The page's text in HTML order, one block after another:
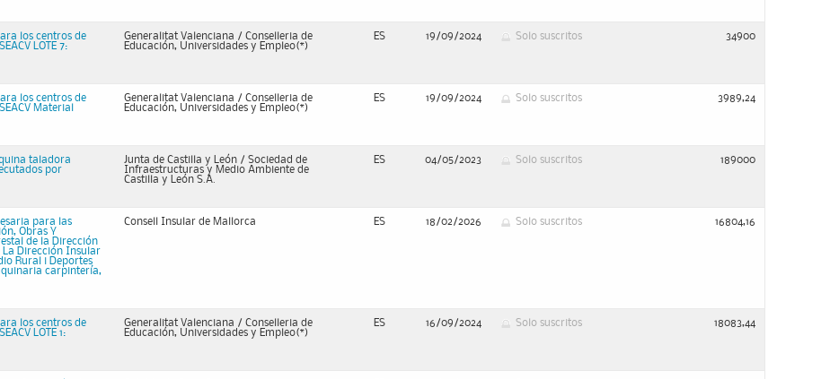
los centros de
LOTE 7:
Generalitat Valenciana / Conselleria de
Educación, Universidades y Empleo(*)
ES 19/09/2024 Solo suscritos 34900
los centros de
Material
Generalitat Valenciana / Conselleria de
Educación, Universidades y Empleo(*)
ES 19/09/2024 Solo suscritos 3989,24
taladora
por
Junta de Castilla y León / Sociedad de
Infraestructuras y Medio Ambiente de
Castilla y León S.A.
ES 04/05/2023 Solo suscritos 189000
para las
Obras Y
de la Dirección
La Dirección Insular
Rural i Deportes
carpintería,
Consell Insular de Mallorca ES 18/02/2026 Solo suscritos 16804,16
los centros de
LOTE 1:
Generalitat Valenciana / Conselleria de
Educación, Universidades y Empleo(*)
ES 16/09/2024 Solo suscritos 18083,44